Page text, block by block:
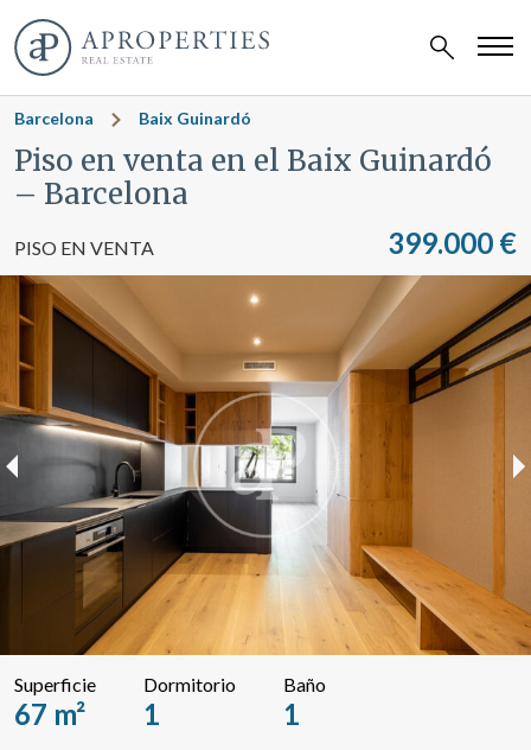
Barcelona Baix Guinardó
Piso en venta en el Baix Guinardó
– Barcelona
PISO EN VENTA 399.000 €
Superficie
67 m²
Dormitorio
1
Baño
1